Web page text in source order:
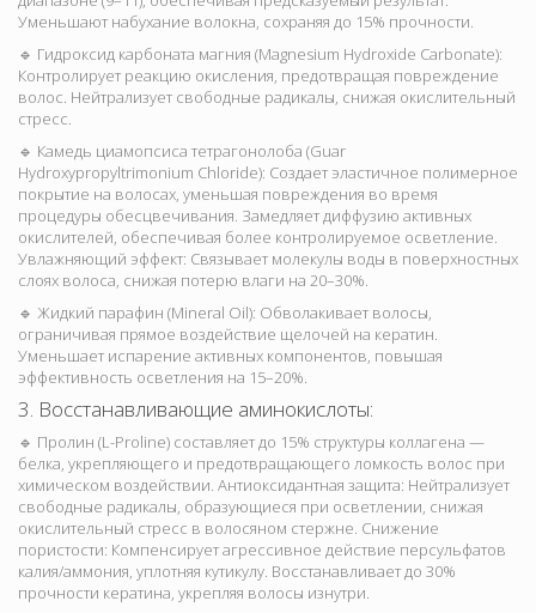
Уменьшают набухание волокна, сохраняя до 15% прочности.
🔹 Гидроксид карбоната магния (Magnesium Hydroxide Carbonate):
Контролирует реакцию окисления, предотвращая повреждение
волос. Нейтрализует свободные радикалы, снижая окислительный
стресс.
🔹 Камедь циамопсиса тетрагонолоба (Guar
Hydroxypropyltrimonium Chloride): Создает эластичное полимерное
покрытие на волосах, уменьшая повреждения во время
процедуры обесцвечивания. Замедляет диффузию активных
окислителей, обеспечивая более контролируемое осветление.
Увлажняющий эффект: Связывает молекулы воды в поверхностных
слоях волоса, снижая потерю влаги на 20–30%.
🔹 Жидкий парафин (Mineral Oil): Обволакивает волосы,
ограничивая прямое воздействие щелочей на кератин.
Уменьшает испарение активных компонентов, повышая
эффективность осветления на 15–20%.
3. Восстанавливающие аминокислоты:
🔹 Пролин (L-Proline) составляет до 15% структуры коллагена —
белка, укрепляющего и предотвращающего ломкость волос при
химическом воздействии. Антиоксидантная защита: Нейтрализует
свободные радикалы, образующиеся при осветлении, снижая
окислительный стресс в волосяном стержне. Снижение
пористости: Компенсирует агрессивное действие персульфатов
калия/аммония, уплотняя кутикулу. Восстанавливает до 30%
прочности кератина, укрепляя волосы изнутри.